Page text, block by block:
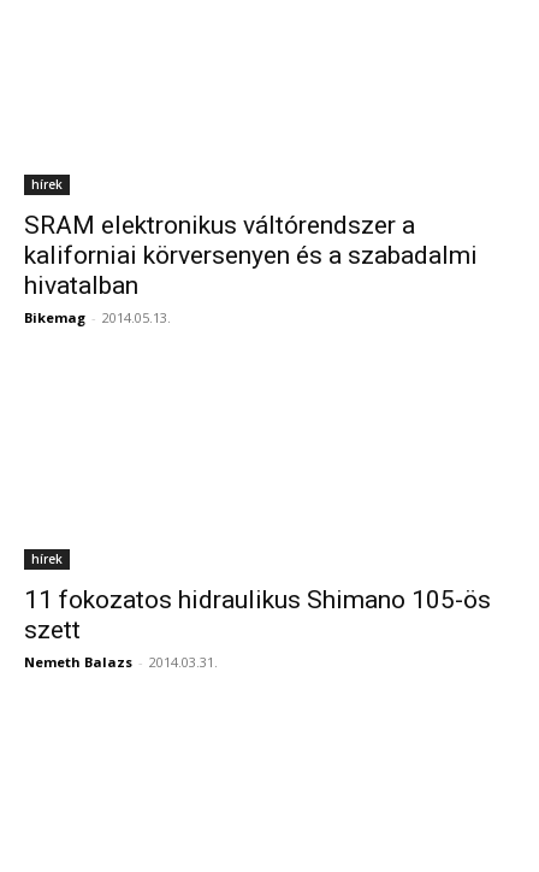
hírek
SRAM elektronikus váltórendszer a
kaliforniai körversenyen és a szabadalmi
hivatalban
Bikemag - 2014.05.13.
hírek
11 fokozatos hidraulikus Shimano 105-ös
szett
Nemeth Balazs - 2014.03.31.